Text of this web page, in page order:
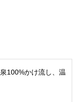
100%かけ流し、温